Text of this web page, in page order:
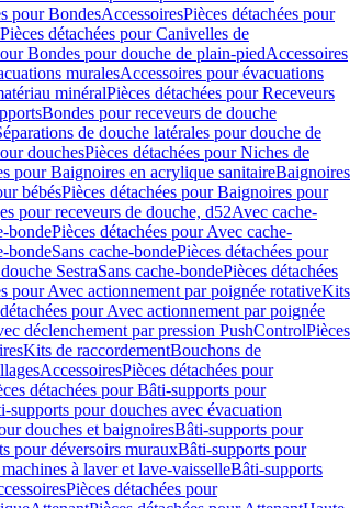
pour BondesAccessoiresPièces détachées pour
Pièces détachées pour Canivelles de
Bondes pour douche de plain-piedAccessoires
muralesAccessoires pour évacuations
minéralPièces détachées pour Receveurs
Bondes pour receveurs de douche
de douche latérales pour douche de
douchesPièces détachées pour Niches de
pour Baignoires en acrylique sanitaireBaignoires
bébésPièces détachées pour Baignoires pour
pour receveurs de douche, d52Avec cache-
bondePièces détachées pour Avec cache-
bondeSans cache-bondePièces détachées pour
SestraSans cache-bondePièces détachées
pour Avec actionnement par poignée rotativeKits
pour Avec actionnement par poignée
déclenchement par pression PushControlPièces
Kits de raccordementBouchons de
AccessoiresPièces détachées pour
détachées pour Bâti-supports pour
supports pour douches avec évacuation
douches et baignoiresBâti-supports pour
pour déversoirs murauxBâti-supports pour
à laver et lave-vaisselleBâti-supports
Pièces détachées pour